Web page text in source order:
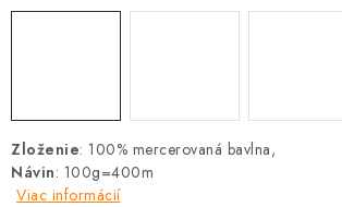
Zloženie: 100% mercerovaná bavlna,
Návin: 100g=400m
Viac informácií